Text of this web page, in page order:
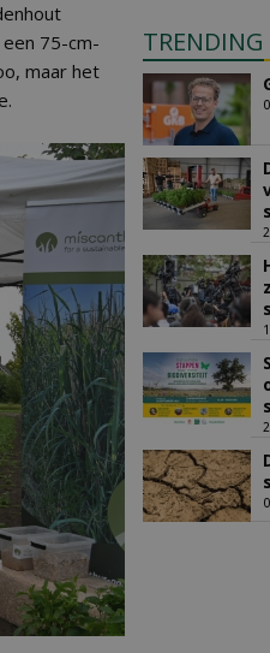
75-cm-
maar het
TRENDING